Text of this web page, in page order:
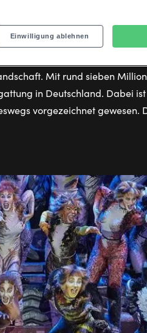
– wie
Mit rund sieben
in Deutschland. Dabei
vorgezeichnet gewesen.
Einwilligung ablehnen